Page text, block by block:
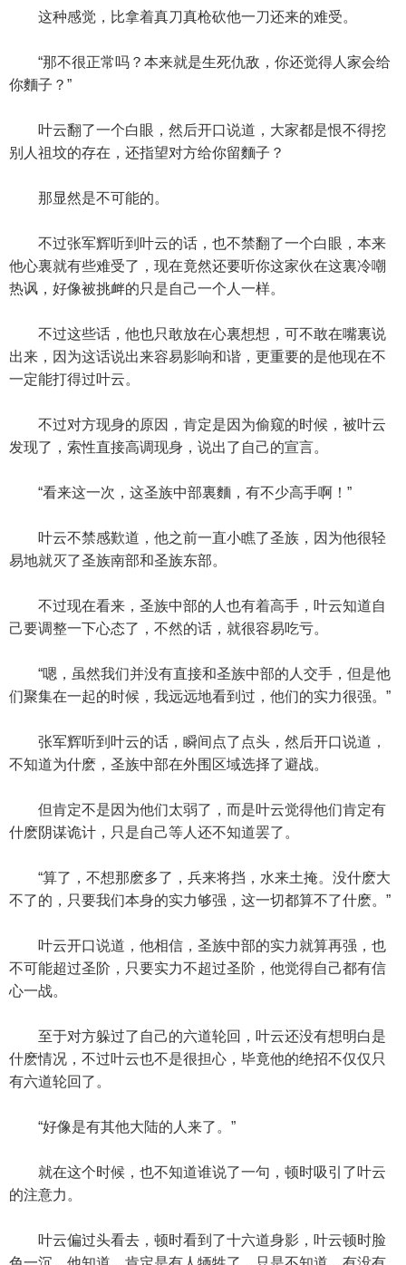
这种感觉，比拿着真刀真枪砍他一刀还来的难受。
“那不很正常吗？本来就是生死仇敌，你还觉得人家会给
你麵子？”
叶云翻了一个白眼，然后开口说道，大家都是恨不得挖
别人祖坟的存在，还指望对方给你留麵子？
那显然是不可能的。
不过张军辉听到叶云的话，也不禁翻了一个白眼，本来
他心裏就有些难受了，现在竟然还要听你这家伙在这裏冷嘲
热讽，好像被挑衅的只是自己一个人一样。
不过这些话，他也只敢放在心裏想想，可不敢在嘴裏说
出来，因为这话说出来容易影响和谐，更重要的是他现在不
一定能打得过叶云。
不过对方现身的原因，肯定是因为偷窥的时候，被叶云
发现了，索性直接高调现身，说出了自己的宣言。
“看来这一次，这圣族中部裏麵，有不少高手啊！”
叶云不禁感歎道，他之前一直小瞧了圣族，因为他很轻
易地就灭了圣族南部和圣族东部。
不过现在看来，圣族中部的人也有着高手，叶云知道自
己要调整一下心态了，不然的话，就很容易吃亏。
“嗯，虽然我们并没有直接和圣族中部的人交手，但是他
们聚集在一起的时候，我远远地看到过，他们的实力很强。”
张军辉听到叶云的话，瞬间点了点头，然后开口说道，
不知道为什麽，圣族中部在外围区域选择了避战。
但肯定不是因为他们太弱了，而是叶云觉得他们肯定有
什麽阴谋诡计，只是自己等人还不知道罢了。
“算了，不想那麽多了，兵来将挡，水来土掩。没什麽大
不了的，只要我们本身的实力够强，这一切都算不了什麽。”
叶云开口说道，他相信，圣族中部的实力就算再强，也
不可能超过圣阶，只要实力不超过圣阶，他觉得自己都有信
心一战。
至于对方躲过了自己的六道轮回，叶云还没有想明白是
什麽情况，不过叶云也不是很担心，毕竟他的绝招不仅仅只
有六道轮回了。
“好像是有其他大陆的人来了。”
就在这个时候，也不知道谁说了一句，顿时吸引了叶云
的注意力。
叶云偏过头看去，顿时看到了十六道身影，叶云顿时脸